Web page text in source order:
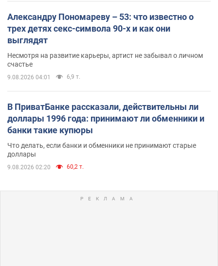
Александру Пономареву – 53: что известно о
трех детях секс-символа 90-х и как они
выглядят
Несмотря на развитие карьеры, артист не забывал о личном
счастье
9.08.2026 04:01 6,9 т.
В ПриватБанке рассказали, действительны ли
доллары 1996 года: принимают ли обменники и
банки такие купюры
Что делать, если банки и обменники не принимают старые
доллары
9.08.2026 02:20 60,2 т.